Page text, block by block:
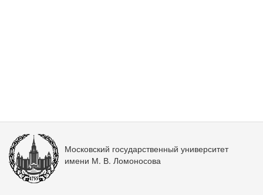
Московский государственный университет
имени М. В. Ломоносова